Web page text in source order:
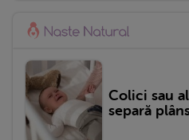
Colici sau
separă